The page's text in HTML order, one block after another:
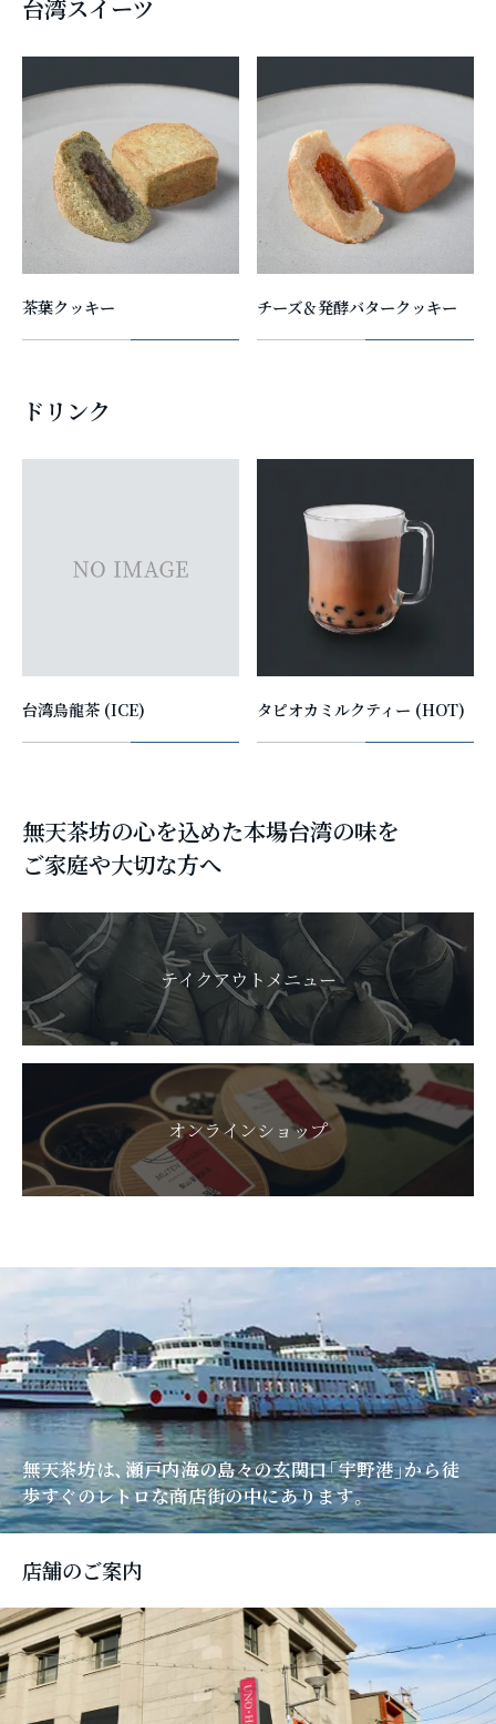
台湾スイーツ
茶葉クッキー チーズ＆発酵バタークッキー
ドリンク
台湾烏龍茶 (ICE) タピオカミルクティー (HOT)
無天茶坊の心を込めた本場台湾の味を
ご家庭や大切な方へ
テイクアウトメニュー
オンラインショップ
無天茶坊は、瀬戸内海の島々の玄関口「宇野港」から徒
歩すぐのレトロな商店街の中にあります。
店舗のご案内